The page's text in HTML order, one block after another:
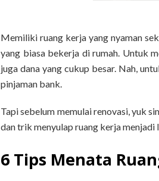
Memiliki ruang kerja yang nyaman
yang biasa bekerja di rumah. Untuk
juga dana yang cukup besar. Nah,
pinjaman bank.
Tapi sebelum memulai renovasi, yuk
dan trik menyulap ruang kerja
6 Tips Menata